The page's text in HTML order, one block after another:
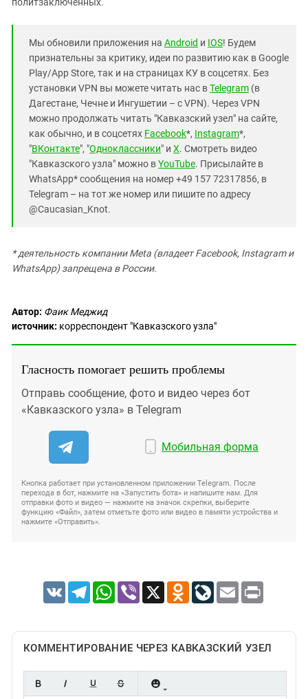
политзаключенных.
Мы обновили приложения на Android и IOS! Будем
признательны за критику, идеи по развитию как в Google
Play/App Store, так и на страницах КУ в соцсетях. Без
установки VPN вы можете читать нас вTelegram (в
Дагестане, Чечне и Ингушетии – с VPN). Через VPN
можно продолжать читать "Кавказский узел" на сайте,
как обычно, и в соцсетях Facebook*, Instagram*,
"ВКонтакте", "Одноклассники" и X. Смотреть видео
"Кавказского узла" можно вYouTube. Присылайте в
WhatsApp* сообщения на номер +49 157 72317856, в
Telegram – на тот же номер или пишите по адресу
@Caucasian_Knot.
* деятельность компании Meta (владеет Facebook, Instagram и
WhatsApp) запрещена в России.
Автор: Фаик Меджид
источник: корреспондент "Кавказского узла"
Гласность помогает решить проблемы
Отправь сообщение, фото и видео через бот
«Кавказского узла» в Telegram
Мобильная форма
Кнопка работает при установленном приложении Telegram. После
перехода в бот, нажмите на «Запустить бота» и напишите нам. Для
отправки фото и видео — нажмите на значок скрепки, выберите
функцию «Файл», затем отметьте фото или видео в памяти устройства и
нажмите «Отправить».
VK TelegramWhatsApp
Viber X Odnoklassniki
LiveJournal
Email Print
КОММЕНТИРОВАНИЕ ЧЕРЕЗ КАВКАЗСКИЙ УЗЕЛ